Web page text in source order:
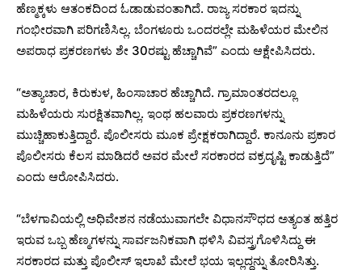
ಹೆಣ್ಮಕ್ಕಳು ಆತಂಕದಿಂದ ಓಡಾಡುವಂತಾಗಿದೆ. ರಾಜ್ಯ ಸರಕಾರ ಇದನ್ನು
ಗಂಭೀರವಾಗಿ ಪರಿಗಣಿಸಿಲ್ಲ. ಬೆಂಗಳೂರು ಒಂದರಲ್ಲೇ ಮಹಿಳೆಯರ ಮೇಲಿನ
ಅಪರಾಧ ಪ್ರಕರಣಗಳು ಶೇ 30ರಷ್ಟು ಹೆಚ್ಚಾಗಿವೆ” ಎಂದು ಆಕ್ಷೇಪಿಸಿದರು.
“ಅತ್ಯಾಚಾರ, ಕಿರುಕುಳ, ಹಿಂಸಾಚಾರ ಹೆಚ್ಚಾಗಿದೆ. ಗ್ರಾಮಾಂತರದಲ್ಲೂ
ಮಹಿಳೆಯರು ಸುರಕ್ಷಿತವಾಗಿಲ್ಲ. ಇಂಥ ಹಲವಾರು ಪ್ರಕರಣಗಳನ್ನು
ಮುಚ್ಚಿಹಾಕುತ್ತಿದ್ದಾರೆ. ಪೊಲೀಸರು ಮೂಕ ಪ್ರೇಕ್ಷಕರಾಗಿದ್ದಾರೆ. ಕಾನೂನು ಪ್ರಕಾರ
ಪೊಲೀಸರು ಕೆಲಸ ಮಾಡಿದರೆ ಅವರ ಮೇಲೆ ಸರಕಾರದ ವಕ್ರದೃಷ್ಟಿ ಕಾಡುತ್ತಿದೆ”
ಎಂದು ಆರೋಪಿಸಿದರು.
“ಬೆಳಗಾವಿಯಲ್ಲಿ ಅಧಿವೇಶನ ನಡೆಯುವಾಗಲೇ ವಿಧಾನಸೌಧದ ಅತ್ಯಂತ ಹತ್ತಿರ
ಇರುವ ಒಬ್ಬ ಹೆಣ್ಮಗಳನ್ನು ಸಾರ್ವಜನಿಕವಾಗಿ ಥಳಿಸಿ ವಿವಸ್ತ್ರಗೊಳಿಸಿದ್ದು ಈ
ಸರಕಾರದ ಮತ್ತು ಪೊಲೀಸ್ ಇಲಾಖೆ ಮೇಲೆ ಭಯ ಇಲ್ಲದ್ದನ್ನು ತೋರಿಸಿತ್ತು.